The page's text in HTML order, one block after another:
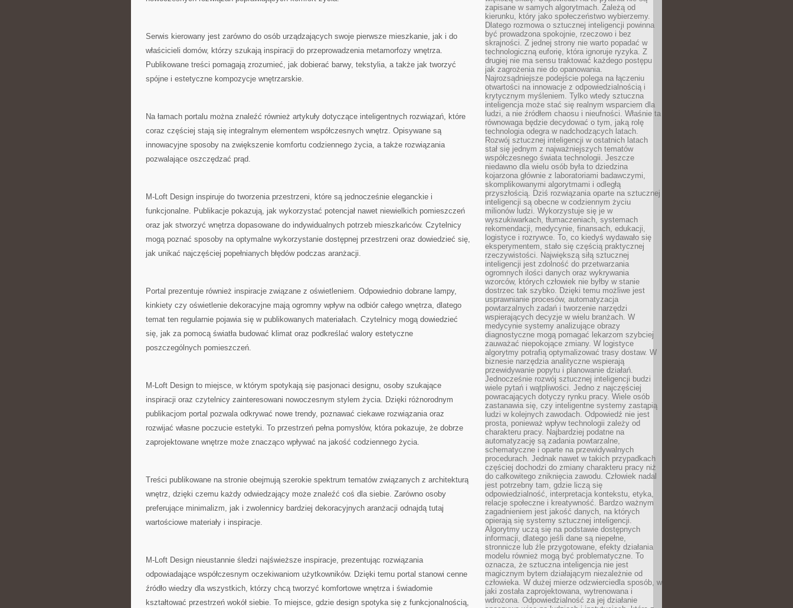
Serwis kierowany jest zarówno do osób urządzających swoje pierwsze mieszkanie, jak i do
właścicieli domów, którzy szukają inspiracji do przeprowadzenia metamorfozy wnętrza.
Publikowane treści pomagają zrozumieć, jak dobierać barwy, tekstylia, a także jak tworzyć
spójne i estetyczne kompozycje wnętrzarskie.
Na łamach portalu można znaleźć również artykuły dotyczące inteligentnych rozwiązań, które
coraz częściej stają się integralnym elementem współczesnych wnętrz. Opisywane są
innowacyjne sposoby na zwiększenie komfortu codziennego życia, a także rozwiązania
pozwalające oszczędzać prąd.
M-Loft Design inspiruje do tworzenia przestrzeni, które są jednocześnie eleganckie i
funkcjonalne. Publikacje pokazują, jak wykorzystać potencjał nawet niewielkich pomieszczeń
oraz jak stworzyć wnętrza dopasowane do indywidualnych potrzeb mieszkańców. Czytelnicy
mogą poznać sposoby na optymalne wykorzystanie dostępnej przestrzeni oraz dowiedzieć się,
jak unikać najczęściej popełnianych błędów podczas aranżacji.
Portal prezentuje również inspiracje związane z oświetleniem. Odpowiednio dobrane lampy,
kinkiety czy oświetlenie dekoracyjne mają ogromny wpływ na odbiór całego wnętrza, dlatego
temat ten regularnie pojawia się w publikowanych materiałach. Czytelnicy mogą dowiedzieć
się, jak za pomocą światła budować klimat oraz podkreślać walory estetyczne
poszczególnych pomieszczeń.
M-Loft Design to miejsce, w którym spotykają się pasjonaci designu, osoby szukające
inspiracji oraz czytelnicy zainteresowani nowoczesnym stylem życia. Dzięki różnorodnym
publikacjom portal pozwala odkrywać nowe trendy, poznawać ciekawe rozwiązania oraz
rozwijać własne poczucie estetyki. To przestrzeń pełna pomysłów, która pokazuje, że dobrze
zaprojektowane wnętrze może znacząco wpływać na jakość codziennego życia.
Treści publikowane na stronie obejmują szerokie spektrum tematów związanych z architekturą
wnętrz, dzięki czemu każdy odwiedzający może znaleźć coś dla siebie. Zarówno osoby
preferujące minimalizm, jak i zwolennicy bardziej dekoracyjnych aranżacji odnajdą tutaj
wartościowe materiały i inspiracje.
M-Loft Design nieustannie śledzi najświeższe inspiracje, prezentując rozwiązania
odpowiadające współczesnym oczekiwaniom użytkowników. Dzięki temu portal stanowi cenne
źródło wiedzy dla wszystkich, którzy chcą tworzyć komfortowe wnętrza i świadomie
kształtować przestrzeń wokół siebie. To miejsce, gdzie design spotyka się z funkcjonalnością,
zapisane w samych algorytmach. Zależą od
kierunku, który jako społeczeństwo wybierzemy.
Dlatego rozmowa o sztucznej inteligencji powinna
być prowadzona spokojnie, rzeczowo i bez
skrajności. Z jednej strony nie warto popadać w
technologiczną euforię, która ignoruje ryzyka. Z
drugiej nie ma sensu traktować każdego postępu
jak zagrożenia nie do opanowania.
Najrozsądniejsze podejście polega na łączeniu
otwartości na innowacje z odpowiedzialnością i
krytycznym myśleniem. Tylko wtedy sztuczna
inteligencja może stać się realnym wsparciem dla
ludzi, a nie źródłem chaosu i nieufności. Właśnie ta
równowaga będzie decydować o tym, jaką rolę
technologia odegra w nadchodzących latach.
Rozwój sztucznej inteligencji w ostatnich latach
stał się jednym z najważniejszych tematów
współczesnego świata technologii. Jeszcze
niedawno dla wielu osób była to dziedzina
kojarzona głównie z laboratoriami badawczymi,
skomplikowanymi algorytmami i odległą
przyszłością. Dziś rozwiązania oparte na sztucznej
inteligencji są obecne w codziennym życiu
milionów ludzi. Wykorzystuje się je w
wyszukiwarkach, tłumaczeniach, systemach
rekomendacji, medycynie, finansach, edukacji,
logistyce i rozrywce. To, co kiedyś wydawało się
eksperymentem, stało się częścią praktycznej
rzeczywistości. Największą siłą sztucznej
inteligencji jest zdolność do przetwarzania
ogromnych ilości danych oraz wykrywania
wzorców, których człowiek nie byłby w stanie
dostrzec tak szybko. Dzięki temu możliwe jest
usprawnianie procesów, automatyzacja
powtarzalnych zadań i tworzenie narzędzi
wspierających decyzje w wielu branżach. W
medycynie systemy analizujące obrazy
diagnostyczne mogą pomagać lekarzom szybciej
zauważać niepokojące zmiany. W logistyce
algorytmy potrafią optymalizować trasy dostaw. W
biznesie narzędzia analityczne wspierają
przewidywanie popytu i planowanie działań.
Jednocześnie rozwój sztucznej inteligencji budzi
wiele pytań i wątpliwości. Jedno z najczęściej
powracających dotyczy rynku pracy. Wiele osób
zastanawia się, czy inteligentne systemy zastąpią
ludzi w kolejnych zawodach. Odpowiedź nie jest
prosta, ponieważ wpływ technologii zależy od
charakteru pracy. Najbardziej podatne na
automatyzację są zadania powtarzalne,
schematyczne i oparte na przewidywalnych
procedurach. Jednak nawet w takich przypadkach
częściej dochodzi do zmiany charakteru pracy niż
do całkowitego zniknięcia zawodu. Człowiek nadal
jest potrzebny tam, gdzie liczą się
odpowiedzialność, interpretacja kontekstu, etyka,
relacje społeczne i kreatywność. Bardzo ważnym
zagadnieniem jest jakość danych, na których
opierają się systemy sztucznej inteligencji.
Algorytmy uczą się na podstawie dostępnych
informacji, dlatego jeśli dane są niepełne,
stronnicze lub źle przygotowane, efekty działania
modelu również mogą być problematyczne. To
oznacza, że sztuczna inteligencja nie jest
magicznym bytem działającym niezależnie od
człowieka. W dużej mierze odzwierciedla sposób, w
jaki została zaprojektowana, wytrenowana i
wdrożona. Odpowiedzialność za jej działanie